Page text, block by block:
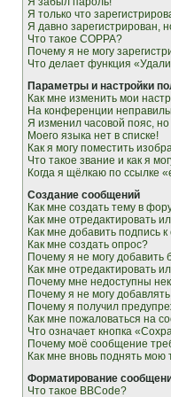
Я только что
Я давно зарегистрирован,
Что такое COPPA?
Почему я не могу
Что делает функция
Параметры и настройки
Как мне изменить мои
На конференции
Я изменил часовой пояс,
Моего языка нет в списке!
Как я могу поместить
Что такое звание и как я
Когда я щёлкаю по ссылке
Создание сообщений
Как мне создать тему в
Как мне отредактировать
Как мне добавить подпись
Как мне создать опрос?
Почему я не могу добавить
Как мне отредактировать
Почему мне недоступны
Почему я не могу
Почему я получил
Как мне пожаловаться на
Что означает кнопка
Почему моё сообщение
Как мне вновь поднять мою
Форматирование
Что такое BBCode?